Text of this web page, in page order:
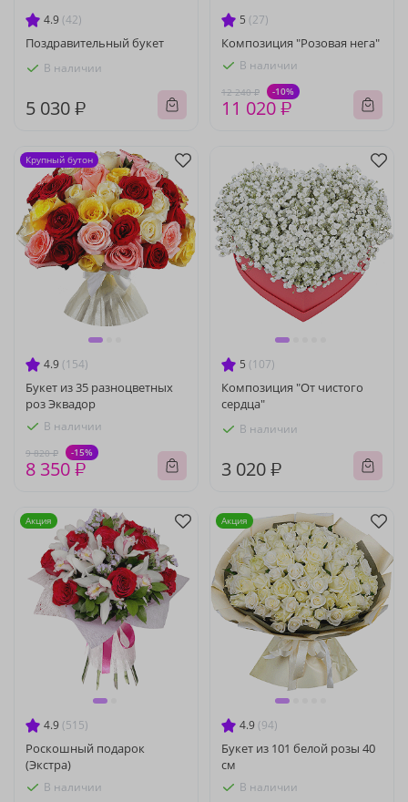
4.9 (42)
Поздравительный букет
В наличии
5 030 ₽
5 (27)
Композиция "Розовая нега"
В наличии
12 240 ₽ -10%
11 020 ₽
4.9 (154)
Букет из 35 разноцветных
роз Эквадор
В наличии
9 820 ₽ -15%
8 350 ₽
Крупный бутон
5 (107)
Композиция "От чистого
сердца"
В наличии
3 020 ₽
4.9 (515)
Роскошный подарок
(Экстра)
В наличии
Акция
4.9 (94)
Букет из 101 белой розы 40
см
В наличии
Акция